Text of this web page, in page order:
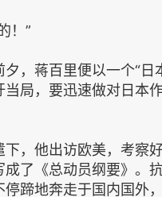
！”
，蒋百里便以一个“日
当局，要迅速做对日本
下，他出访欧美，考察
成了《总动员纲要》。
停蹄地奔走于国内国外